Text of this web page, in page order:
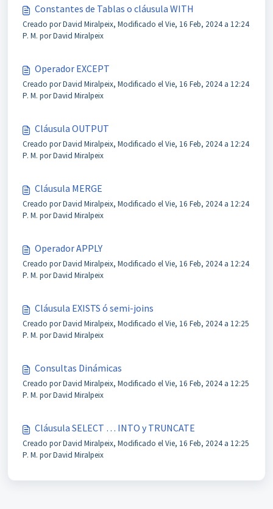
Constantes de Tablas o cláusula WITH
Creado por David Miralpeix, Modificado el Vie, 16 Feb, 2024 a 12:24
P. M. por David Miralpeix
Operador EXCEPT
Creado por David Miralpeix, Modificado el Vie, 16 Feb, 2024 a 12:24
P. M. por David Miralpeix
Cláusula OUTPUT
Creado por David Miralpeix, Modificado el Vie, 16 Feb, 2024 a 12:24
P. M. por David Miralpeix
Cláusula MERGE
Creado por David Miralpeix, Modificado el Vie, 16 Feb, 2024 a 12:24
P. M. por David Miralpeix
Operador APPLY
Creado por David Miralpeix, Modificado el Vie, 16 Feb, 2024 a 12:24
P. M. por David Miralpeix
Cláusula EXISTS ó semi-joins
Creado por David Miralpeix, Modificado el Vie, 16 Feb, 2024 a 12:25
P. M. por David Miralpeix
Consultas Dinámicas
Creado por David Miralpeix, Modificado el Vie, 16 Feb, 2024 a 12:25
P. M. por David Miralpeix
Cláusula SELECT … INTO y TRUNCATE
Creado por David Miralpeix, Modificado el Vie, 16 Feb, 2024 a 12:25
P. M. por David Miralpeix